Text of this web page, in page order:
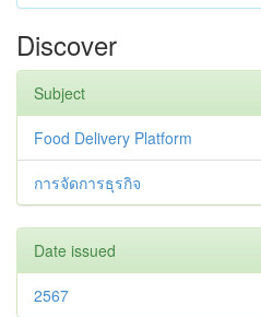
Discover
Subject
Food Delivery Platform
การจัดการธุรกิจ
Date issued
2567